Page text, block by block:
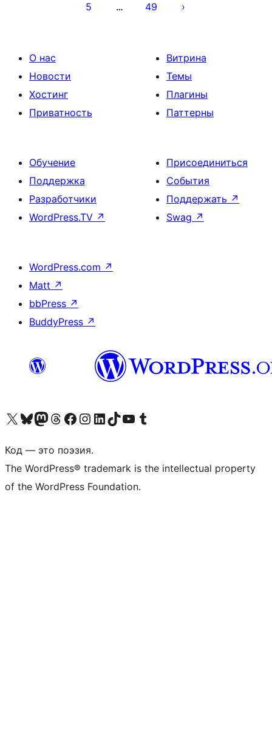
5 … 49
О нас
Новости
Хостинг
Приватность
Витрина
Темы
Плагины
Паттерны
Обучение
Поддержка
Разработчики
WordPress.TV ↗
Присоединиться
События
Поддержать ↗
Swag ↗
WordPress.com ↗
Matt ↗
bbPress ↗
BuddyPress ↗
Посетите нас в X (ранее Twitter)
Посетите нашу учётную запись в Bluesky
Посетите нашу ленту в Mastodon
Посетите нашу учётную запись в Threads
Посетите нашу страницу на Facebook
Посетите наш Instagram
Посетите нашу страницу в LinkedIn
Посетите нашу учётную запись в TikTok
Посетите наш канал YouTube
Посетите нашу учётную запись в Tumblr
Код — это поэзия.
The WordPress® trademark is the intellectual property
of the WordPress Foundation.